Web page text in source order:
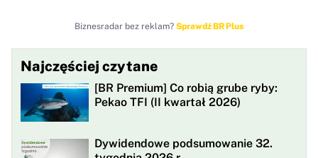
Biznesradar bez reklam? Sprawdź BR Plus
Najczęściej czytane
[BR Premium] Co robią grube ryby:
Pekao TFI (II kwartał 2026)
Dywidendowe podsumowanie 32.